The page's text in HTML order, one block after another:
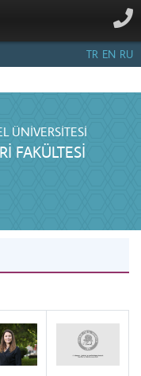
TR EN RU
ÜNIVERSITESI
FAKÜLTESI